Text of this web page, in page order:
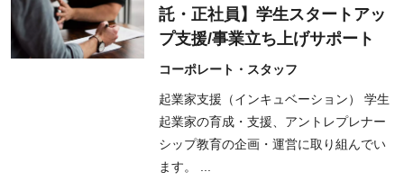
託・正社員】学生スタートアッ
プ支援/事業立ち上げサポート
コーポレート・スタッフ
起業家支援（インキュベーション） 学生
起業家の育成・支援、アントレプレナー
シップ教育の企画・運営に取り組んでい
ます。 ...